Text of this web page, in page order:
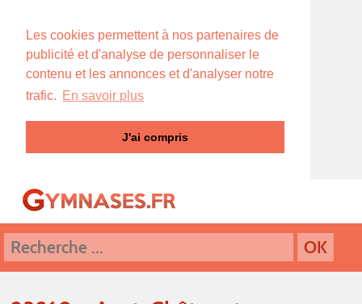
Les cookies permettent à nos partenaires de
publicité et d'analyse de personnaliser le
contenu et les annonces et d'analyser notre
trafic. En savoir plus
J'ai compris